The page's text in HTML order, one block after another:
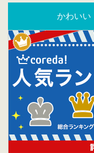
かわいい